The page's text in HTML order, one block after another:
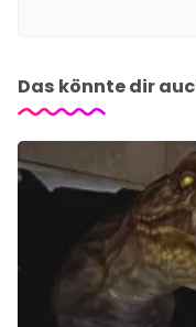
Das könnte dir